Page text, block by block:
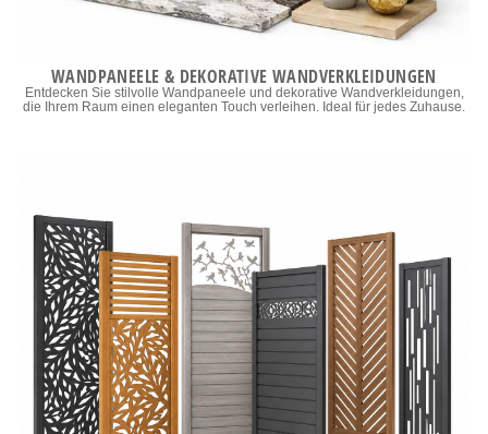
WANDPANEELE & DEKORATIVE WANDVERKLEIDUNGEN
Entdecken Sie stilvolle Wandpaneele und dekorative Wandverkleidungen,
die Ihrem Raum einen eleganten Touch verleihen. Ideal für jedes Zuhause.